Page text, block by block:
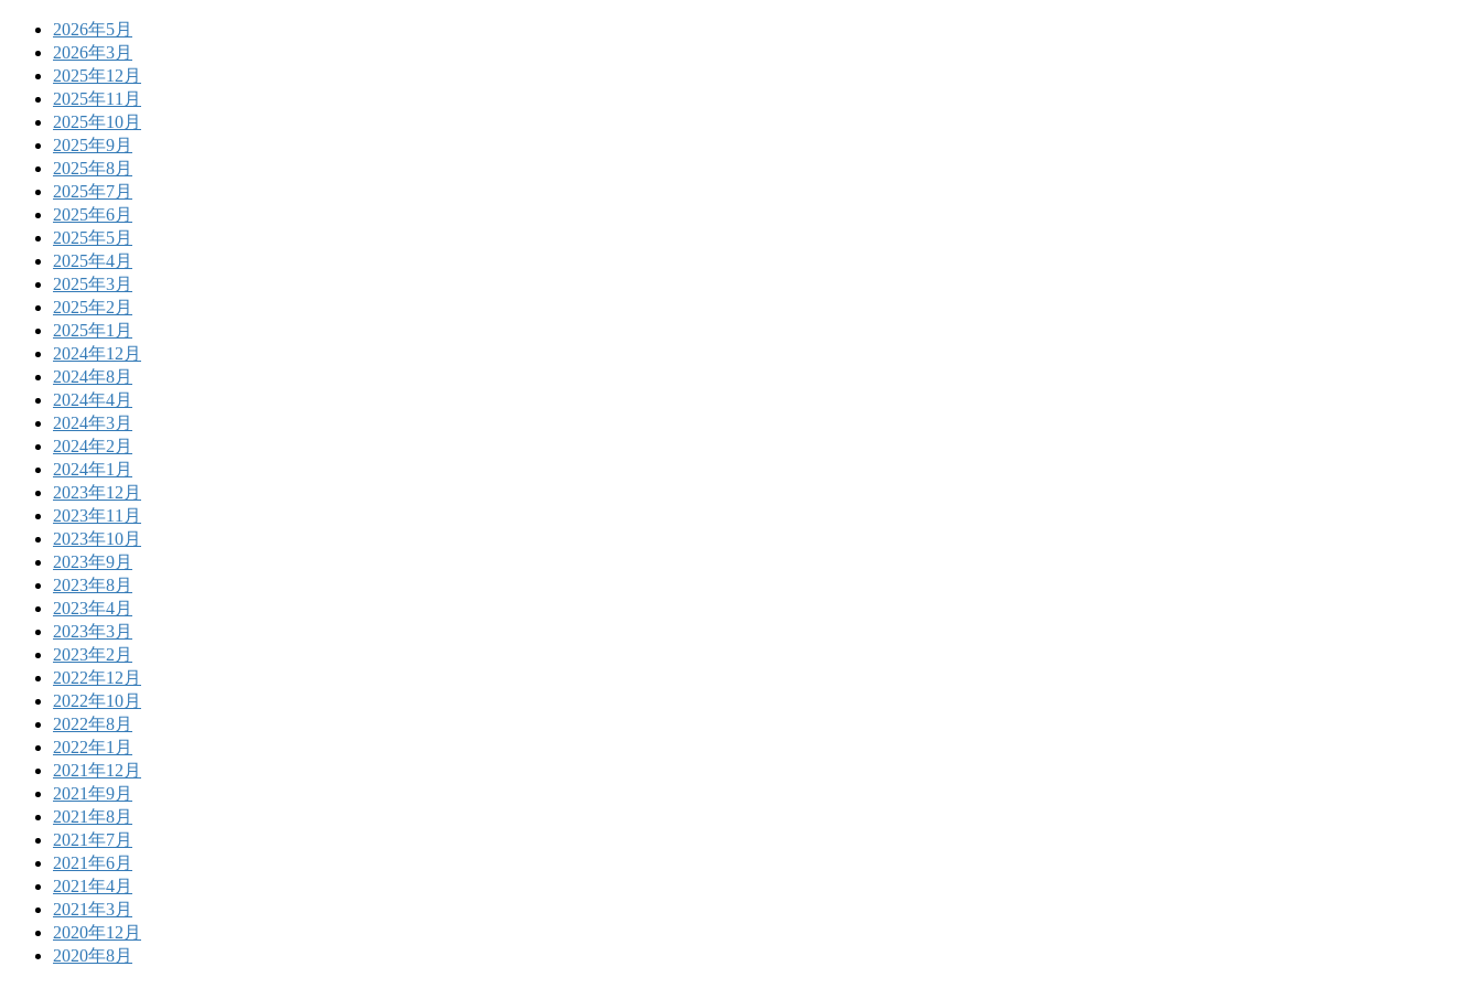
2026年5月
2026年3月
2025年12月
2025年11月
2025年10月
2025年9月
2025年8月
2025年7月
2025年6月
2025年5月
2025年4月
2025年3月
2025年2月
2025年1月
2024年12月
2024年8月
2024年4月
2024年3月
2024年2月
2024年1月
2023年12月
2023年11月
2023年10月
2023年9月
2023年8月
2023年4月
2023年3月
2023年2月
2022年12月
2022年10月
2022年8月
2022年1月
2021年12月
2021年9月
2021年8月
2021年7月
2021年6月
2021年4月
2021年3月
2020年12月
2020年8月